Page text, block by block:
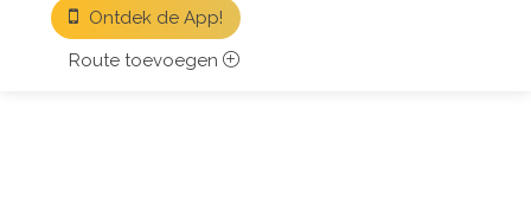
Ontdek de App!
Route toevoegen